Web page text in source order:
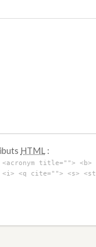
HTML :
title=""> <b>
<i> <q cite=""> <s>